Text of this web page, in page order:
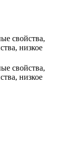
свойства,
низкое
свойства,
низкое